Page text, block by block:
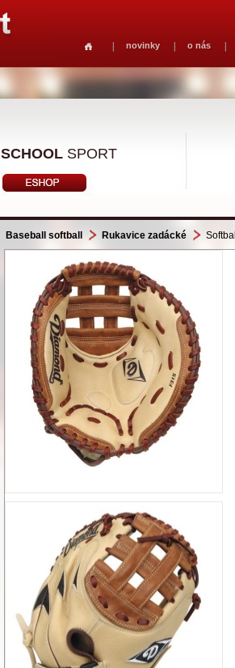
novinky o nás
SCHOOLSPORT
Baseball softball Rukavice zadácké Softball